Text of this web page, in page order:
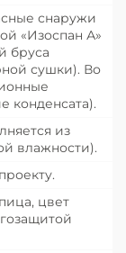
снаружи
«Изоспан А»
бруса
сушки). Во
конденсата).
из
влажности).
цвет